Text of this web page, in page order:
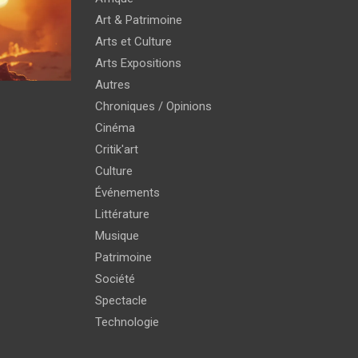
Art & Patrimoine
Arts et Culture
Arts Expositions
Autres
Chroniques / Opinions
Cinéma
Critik'art
Culture
Événements
Littérature
Musique
Patrimoine
Société
Spectacle
Technologie